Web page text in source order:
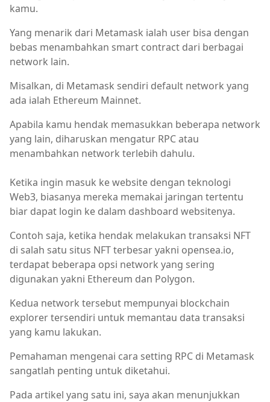
kamu.
Yang menarik dari Metamask ialah user bisa dengan
bebas menambahkan smart contract dari berbagai
network lain.
Misalkan, di Metamask sendiri default network yang
ada ialah Ethereum Mainnet.
Apabila kamu hendak memasukkan beberapa network
yang lain, diharuskan mengatur RPC atau
menambahkan network terlebih dahulu.
Ketika ingin masuk ke website dengan teknologi
Web3, biasanya mereka memakai jaringan tertentu
biar dapat login ke dalam dashboard websitenya.
Contoh saja, ketika hendak melakukan transaksi NFT
di salah satu situs NFT terbesar yakni opensea.io,
terdapat beberapa opsi network yang sering
digunakan yakni Ethereum dan Polygon.
Kedua network tersebut mempunyai blockchain
explorer tersendiri untuk memantau data transaksi
yang kamu lakukan.
Pemahaman mengenai cara setting RPC di Metamask
sangatlah penting untuk diketahui.
Pada artikel yang satu ini, saya akan menunjukkan